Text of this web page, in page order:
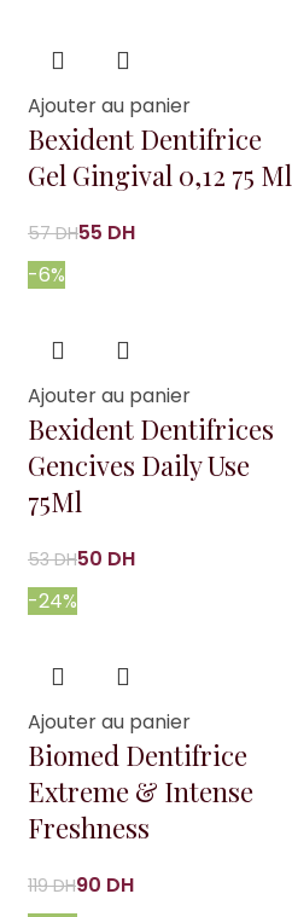
Ajouter au panier
Bexident Dentifrice
Gel Gingival 0,12 75 Ml
57DH55 DH
-6%
Ajouter au panier
Bexident Dentifrices
Gencives Daily Use
75Ml
53DH50 DH
-24%
Ajouter au panier
Biomed Dentifrice
Extreme & Intense
Freshness
119DH90 DH